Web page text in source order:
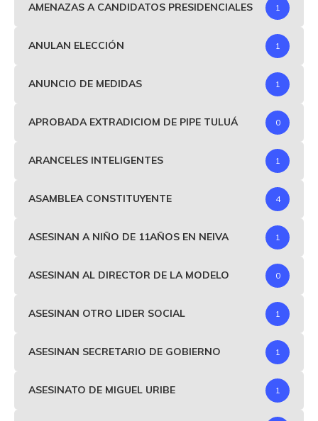
AMENAZAS A CANDIDATOS PRESIDENCIALES 1
ANULAN ELECCIÓN 1
ANUNCIO DE MEDIDAS 1
APROBADA EXTRADICIOM DE PIPE TULUÁ 0
ARANCELES INTELIGENTES 1
ASAMBLEA CONSTITUYENTE 4
ASESINAN A NIÑO DE 11AÑOS EN NEIVA 1
ASESINAN AL DIRECTOR DE LA MODELO 0
ASESINAN OTRO LIDER SOCIAL 1
ASESINAN SECRETARIO DE GOBIERNO 1
ASESINATO DE MIGUEL URIBE 1